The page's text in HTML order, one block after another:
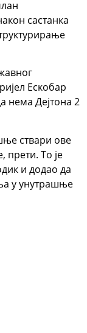
састанка
Ескобар
нема Дејтона 2
ствари ове
прети. То је
и додао да
у унутрашње